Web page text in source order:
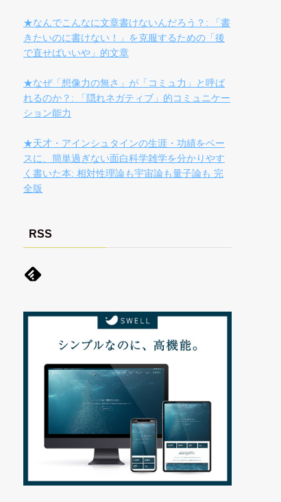
★なんでこんなに文章書けないんだろう？: 「書
きたいのに書けない！」を克服するための「後
で直せばいいや」的文章
★なぜ「想像力の無さ」が「コミュ力」と呼ば
れるのか？: 「隠れネガティブ」的コミュニケー
ション能力
★天才・アインシュタインの生涯・功績をベー
スに、簡単過ぎない面白科学雑学を分かりやす
く書いた本: 相対性理論も宇宙論も量子論も 完
全版
RSS